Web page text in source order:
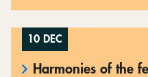
10 DEC
Harmonies of the